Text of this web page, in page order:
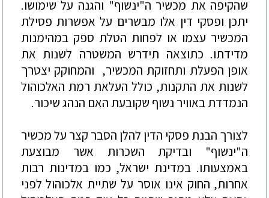
שהקיפה את מכשיר ה"ינשוף" והגנה על שימושו.
יתכן ופסקי דין אלו מבשרים על אפשרות פסילת
המכשיר עצמו או לפחות הטלת ספק במהימנות
מדידתו. כתוצאה תידרש המשטרה לשנות את
אופן הפעלת ותחזוקת המכשיר, והמחוקק יצטרך
לשנות את התקנות, כולל העלאת רמת האלכוהול
הנמדדת באוויר נשוף שקובעת האם הנהג שיכור.
לצורך הבנת פסקי הדין להלן הסבר קצר על מכשיר
ה"ינשוף" ובדיקת השכרות אשר מבוצעת
באמצעותו. במדינת ישראל, כמו במדינות רבות
אחרות, החוק אינו אוסר על שתיית אלכוהול לפני